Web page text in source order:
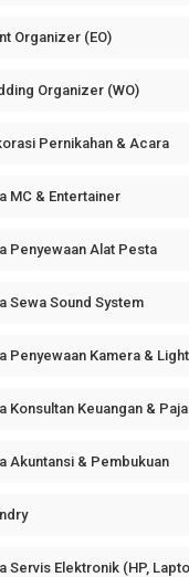
Organizer (EO)
Organizer (WO)
Pernikahan & Acara
MC & Entertainer
Penyewaan Alat Pesta
Sewa Sound System
Penyewaan Kamera &
Konsultan Keuangan &
Akuntansi & Pembukuan
Servis Elektronik (HP,